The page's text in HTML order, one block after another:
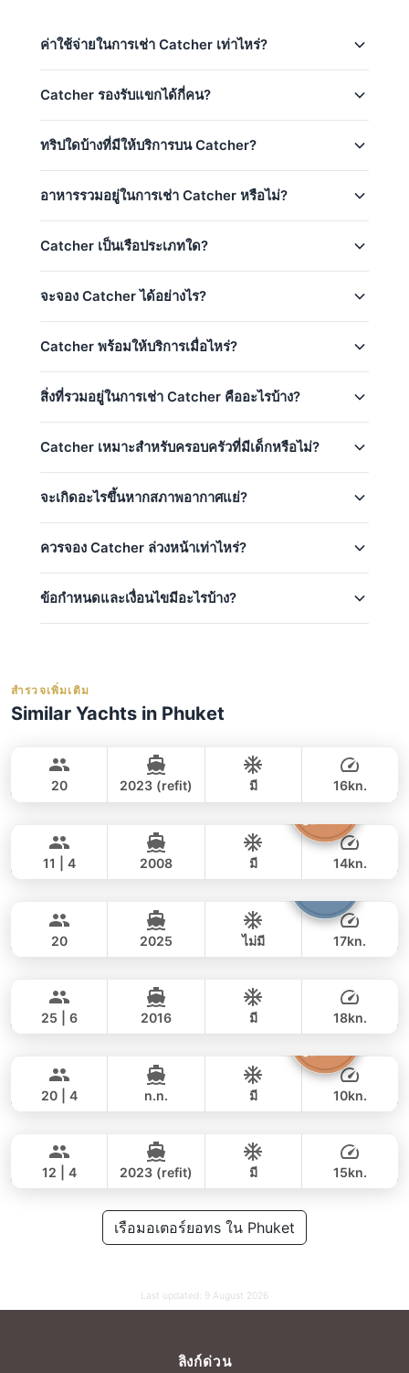
ค่าใช้จ่ายในการเช่า Catcher เท่าไหร่?
ทริปครึ่งวัน:64,700–100,000 THB
ทริปเต็มวัน:70,600–141,200 THB
ทริปค้างคืน:222,500–512,500 THB
ฤดูต่ำ (พ.ค.–ต.ค.)
ฤดูสูง: ธันวาคม 15 – มกราคม 15
กัปตัน & ลูกเรือมืออาชีพ, น้ำมันเชื้อเพลิง
ราคาพื้นฐานรวม 8 ท่าน
Catcher รองรับแขกได้กี่คน?
ปรายวัน ราคาพื้นฐานรวม 8 ท่าน — สามารถเพิ่มผู้
โดยสารได้โดยมีค่าใช้จ่ายเพิ่มเติม สำหรับทริปค้างคืน
เรือยอทช์รองรับได้สูงสุด 6 ท่าน ใน 1 ห้องนอน.
ทริปใดบ้างที่มีให้บริการบน Catcher?
Maithon Island (4h) (Half-Day)
Coral Island (4h) (Half-Day)
Phang Nga Bay (8h) (Full-Day)
Phi Phi Island (8h) (Full-Day)
Koh Racha Yai & Maithon Island (8h) (Full-
Day)
Maithon, Coral & Promthep Cape (8h) (Full-
Day)
Krabi Island Hopping (8h) (Full-Day)
Racha Yai & Racha Noi (8h) (Full-Day)
Island-Hopping Maithon, Kai, Coral (8h) (Full-
Day)
Coral, Nui Bay & Promthep Cape (8h) (Full-
Day)
Overnight 2 days (Overnight)
Overnight 3 days (Overnight)
Overnight 4 days (Overnight)
อาหารรวมอยู่ในการเช่า Catcher หรือไม่?
ผลไม้ / ขนมขบเคี้ยว, อาหารกลางวัน (ทริปเต็มวัน), การ
ใช้บาร์บีคิว
Catcher เป็นเรือประเภทใด?
ประจำอยู่ที่ Phuket ประเทศไทย
จะจอง Catcher ได้อย่างไร?
เครื่องคิดเลขราคาด้านบนเพื่อเลือกทริป วันที่ และจำนวน
แขก จากนั้นติดต่อเราผ่าน WhatsApp เพื่อรับการยืนยัน
ทันที ไม่ต้องวางเงินมัดจำจนกว่าการจองของคุณจะได้รับ
Catcher พร้อมให้บริการเมื่อไหร่?
อยู่contact us via WhatsAppเพื่อตรวจสอบความพร้อม
สำหรับวันที่คุณต้องการ — เรามักจะตอบกลับภายในไม่กี่
นาที
สิ่งที่รวมอยู่ในการเช่า Catcher คืออะไรบ้าง?
กัปตัน & ลูกเรือมืออาชีพ
น้ำมันเชื้อเพลิง
อุปกรณ์พื้นฐาน & อุปกรณ์ความปลอดภัย
อาหาร & เครื่องดื่มฟรี: น้ำและเครื่องดื่ม, ผลไม้ /
ขนมขบเคี้ยว, อาหารกลางวัน (ทริปเต็มวัน), การ
ใช้บาร์บีคิว
เรือส่วนตัวพร้อมกัปตันและลูกเรือ
ประกันอุบัติเหตุ
เสื้อชูชีพ
ผ้าเช็ดตัว
กิจกรรมทางน้ำ: สไลเดอร์น้ำ, หน้ากากและตีนกบ
ดำน้ำตื้น, อุปกรณ์ตกปลา (เมื่อร้องขอ), กระดาน
Catcher เหมาะสำหรับครอบครัวที่มีเด็กหรือไม่?
ราคาพิเศษสำหรับเด็ก (เด็กอายุต่ำกว่า 14 ปี)
สูงสุด 13 ท่าน — พื้นที่เพียงพอสำหรับทั้ง
ครอบครัว
ความสนุกสำหรับเด็ก: แพดเดิลบอร์ด, คายัค
ลูกเรือผู้มีประสบการณ์ดูแลความปลอดภัยบนเรือ
จะเกิดอะไรขึ้นหากสภาพอากาศแย่?
สภาพอากาศไม่ปลอดภัยสำหรับการล่องเรือ (ตามการ
ประกาศจากกรมเจ้าท่าไทย) เราจะเสนอให้เปลี่ยนแปลง
วันเดินทางโดยไม่มีค่าใช้จ่ายเพิ่มเติมหากเป็นไปได้
เปลี่ยนแปลง
ควรจอง Catcher ล่วงหน้าเท่าไหร่?
ฤดูสูง (ธ.ค.–ก.พ.): จองล่วงหน้าอย่างน้อย 2–4
สัปดาห์
ฤดูต่ำ (พ.ค.–ต.ค.): มักมีที่ว่างในระยะสั้น
วันหยุด & สุดสัปดาห์: จองเร็วที่สุดเท่าที่จะทำได้
contact us via WhatsApp
สอบความพร้อมให้บริการในปัจจุบัน — เราจะตอบ
กลับภายในไม่กี่นาที
ข้อกำหนดและเงื่อนไขมีอะไรบ้าง?
ยืนยันการจองของท่าน
ยอดคงเหลือ:
ยอดคงเหลือครบกำหนดชำระ
ช้าสุดเมื่อขึ้นเรือ
สำหรับรายละเอียดเกี่ยวกับการยกเลิก
และการคืนเงิน โปรดอ้างอิงจากนโยบายการ
ยกเลิก
ของเรา
สำรวจเพิ่มเติม
Similar Yachts in Phuket
AZIMUT 50FT
122,000 THB
105,900 THB
20 2023 (refit) มี 16kn.
AZIMUT 50FT
117,000 THB
78,900 THB
11 | 4 2008 มี 14kn.
CUSTOM BUILD 50FT
70,600 THB
20 2025 ไม่มี 17kn.
LEOPARD 51FT
141,000 THB
111,800 THB
25 | 6 2016 มี 18kn.
GRAND BANKS 54FT
61,200 THB
20 | 4 n.n. มี 10kn.
AZIMUT 46FT
88,300 THB
12 | 4 2023 (refit) มี 15kn.
เรือมอเตอร์ยอทs ใน Phuket
Last updated: 9 August 2026
ลิงก์ด่วน